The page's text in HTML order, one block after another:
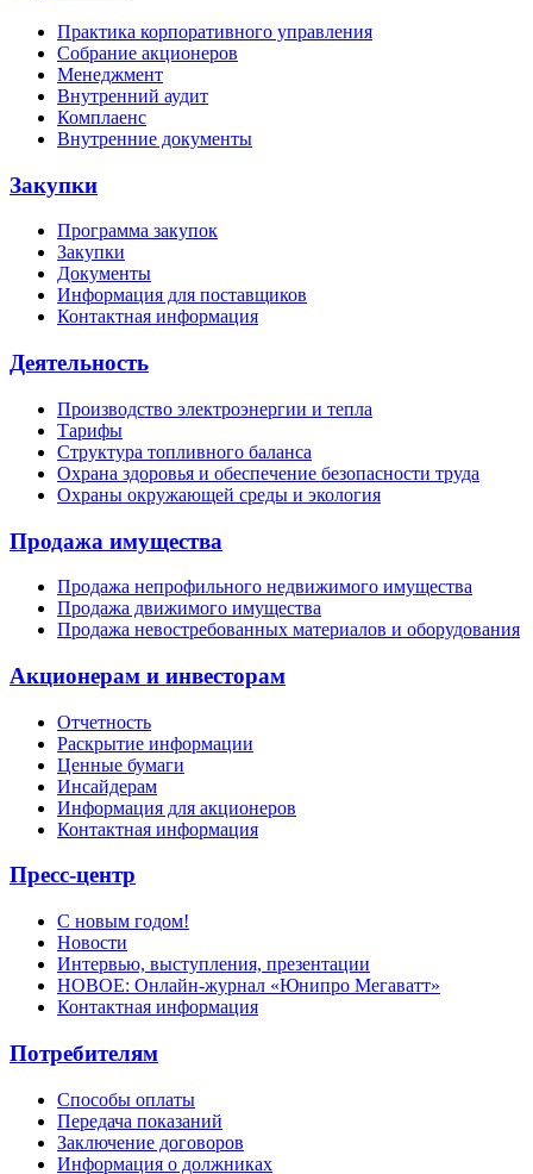
Практика корпоративного управления
Собрание акционеров
Менеджмент
Внутренний аудит
Комплаенс
Внутренние документы
Закупки
Программа закупок
Закупки
Документы
Информация для поставщиков
Контактная информация
Деятельность
Производство электроэнергии и тепла
Тарифы
Структура топливного баланса
Охрана здоровья и обеспечение безопасности труда
Охраны окружающей среды и экология
Продажа имущества
Продажа непрофильного недвижимого имущества
Продажа движимого имущества
Продажа невостребованных материалов и оборудования
Акционерам и инвесторам
Отчетность
Раскрытие информации
Ценные бумаги
Инсайдерам
Информация для акционеров
Контактная информация
Пресс-центр
С новым годом!
Новости
Интервью, выступления, презентации
НОВОЕ: Онлайн-журнал «Юнипро Мегаватт»
Контактная информация
Потребителям
Способы оплаты
Передача показаний
Заключение договоров
Информация о должниках